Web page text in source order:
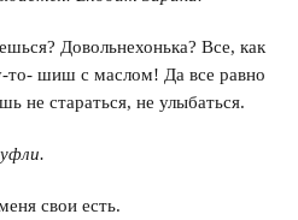
Довольнехонька? Все, как
то- шиш с маслом! Да все равно
не стараться, не улыбаться.
свои есть.